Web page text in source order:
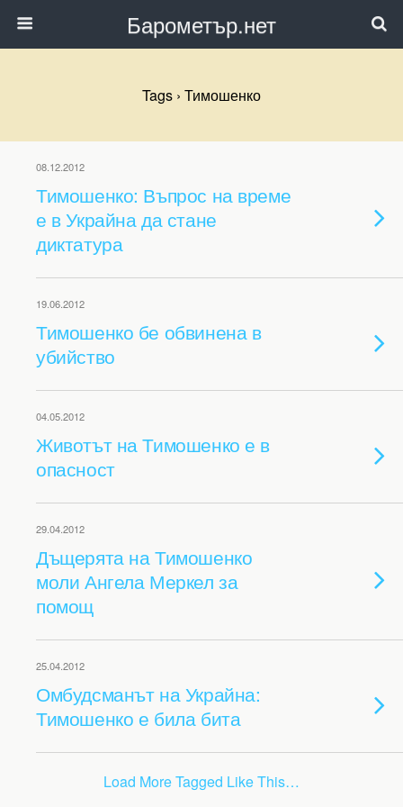
Барометър.нет
Tags › Тимошенко
08.12.2012
Тимошенко: Въпрос на време
е в Украйна да стане
диктатура
19.06.2012
Тимошенко бе обвинена в
убийство
04.05.2012
Животът на Тимошенко е в
опасност
29.04.2012
Дъщерята на Тимошенко
моли Ангела Меркел за
помощ
25.04.2012
Омбудсманът на Украйна:
Тимошенко е била бита
Load More Tagged Like This…